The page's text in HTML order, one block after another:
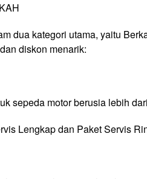
dua kategori utama, yaitu
diskon menarik:
sepeda motor berusia lebih
Lengkap dan Paket Servis